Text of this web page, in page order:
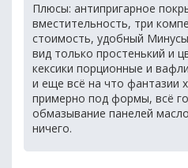
Плюсы: антипригарное
вместительность, три
стоимость, удобный
вид только простенький и
кексики порционные и
и еще всё на что фантазии
примерно под формы, всё
обмазывание панелей
ничего.